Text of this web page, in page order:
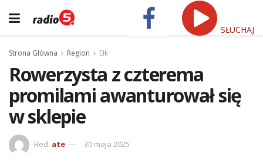
SŁUCHAJ
Strona Główna Region Ełk
Rowerzysta z czterema
promilami awanturował się
w sklepie
Red. ate 30 maja 2025